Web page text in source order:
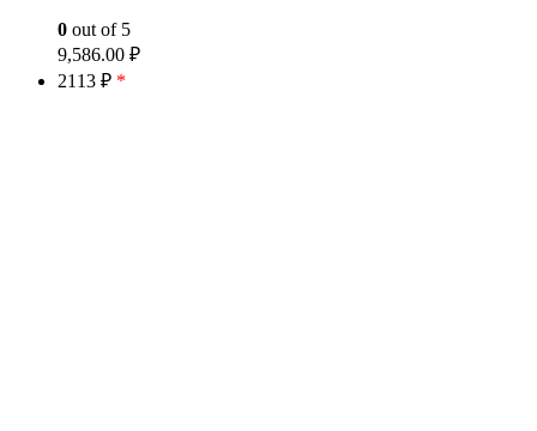
0 out of 5
9,586.00 ₽
2113 ₽ *